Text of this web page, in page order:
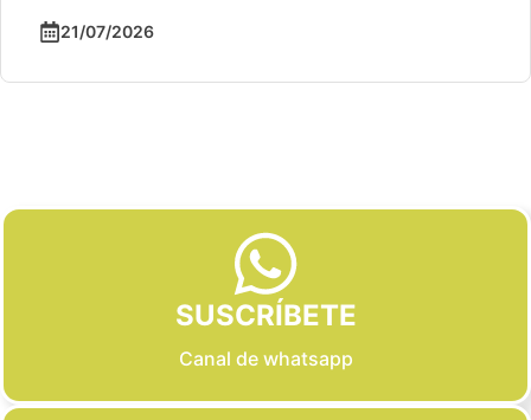
21/07/2026
SUSCRÍBETE
Canal de whatsapp